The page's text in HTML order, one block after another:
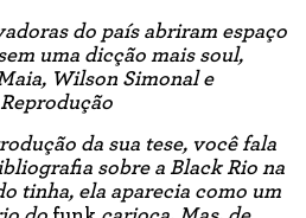
do país abriram espaço
uma dicção mais soul,
Wilson Simonal e
da sua tese, você fala
sobre a Black Rio na
tinha, ela aparecia como um